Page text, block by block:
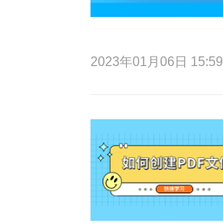
2023年01月06日 15:59